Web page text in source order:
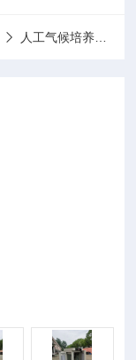
人工气候培养箱